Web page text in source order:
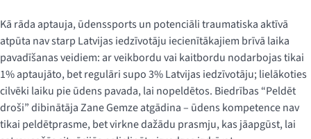
Kā rāda aptauja, ūdenssports un potenciāli traumatiska aktīvā
atpūta nav starp Latvijas iedzīvotāju iecienītākajiem brīvā laika
pavadīšanas veidiem: ar veikbordu vai kaitbordu nodarbojas tikai
1% aptaujāto, bet regulāri supo 3% Latvijas iedzīvotāju; lielākoties
cilvēki laiku pie ūdens pavada, lai nopeldētos. Biedrības “Peldēt
droši” dibinātāja Zane Gemze atgādina – ūdens kompetence nav
tikai peldētprasme, bet virkne dažādu prasmju, kas jāapgūst, lai